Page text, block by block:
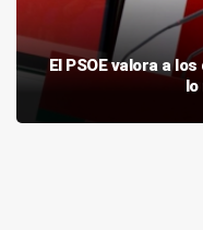
El PSOE valora a
lo